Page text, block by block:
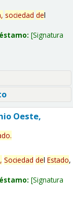
sociedad del
Signatura
Oeste,
.
Sociedad del Estado,
Signatura